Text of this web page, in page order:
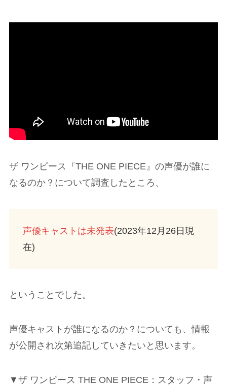
ザ ワンピース『THE ONE PIECE』の声優が誰に
なるのか？について調査したところ、
声優キャストは未発表(2023年12月26日現
在)
ということでした。
声優キャストが誰になるのか？についても、情報
が公開され次第追記していきたいと思います。
▼ザ ワンピース THE ONE PIECE：スタッフ・声